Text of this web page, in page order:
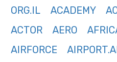
ORG.IL
ACADEMY
ACTOR
AERO
AIRFORCE